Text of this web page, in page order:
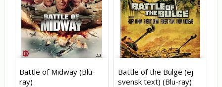
Battle of Midway (Blu-
ray)
Battle of the Bulge (ej
svensk text) (Blu-ray)